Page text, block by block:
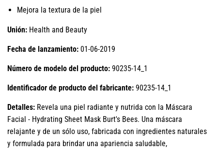
Mejora la textura de la piel
Unión: Health and Beauty
Fecha de lanzamiento: 01-06-2019
Número de modelo del producto: 90235-14_1
Identificador de producto del fabricante: 90235-14_1
Detalles: Revela una piel radiante y nutrida con la Máscara
Facial - Hydrating Sheet Mask Burt's Bees. Una máscara
relajante y de un sólo uso, fabricada con ingredientes naturales
y formulada para brindar una apariencia saludable,